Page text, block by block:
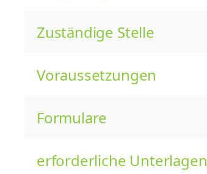
Zuständige Stelle
Voraussetzungen
Formulare
erforderliche Unterlagen